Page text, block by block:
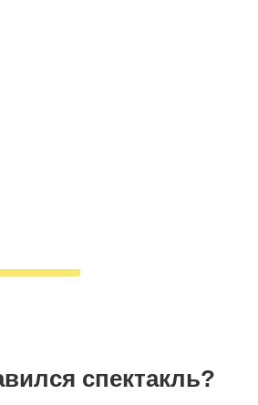
спектакль?